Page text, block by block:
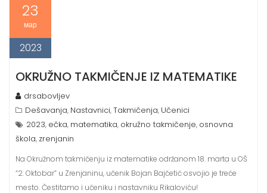
23
мар
2023
OKRUŽNO TAKMIČENJE IZ MATEMATIKE
drsabovljev
Dešavanja, Nastavnici,Takmičenja, Učenici
2023, ečka, matematika, okružno takmičenje, osnovna
škola, zrenjanin
Na Okružnom takmičenju iz matematike održanom 18. marta u OŠ
“2. Oktobar” u Zrenjaninu, učenik Bojan Bajčetić osvojio je treće
mesto. Čestitamo i učeniku i nastavniku Rikaloviću!